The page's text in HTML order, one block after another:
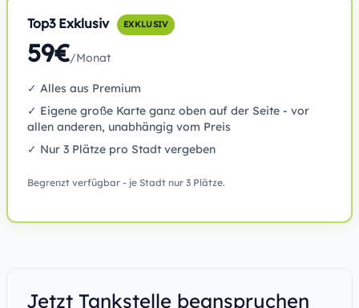
Top3 Exklusiv EXKLUSIV
59€/Monat
✓ Alles aus Premium
✓ Eigene große Karte ganz oben auf der Seite - vor
allen anderen, unabhängig vom Preis
✓ Nur 3 Plätze pro Stadt vergeben
Begrenzt verfügbar - je Stadt nur 3 Plätze.
Jetzt Tankstelle beanspruchen